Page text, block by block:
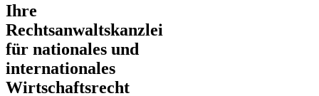
Ihre
Rechtsanwaltskanzlei
für nationales und
internationales
Wirtschaftsrecht